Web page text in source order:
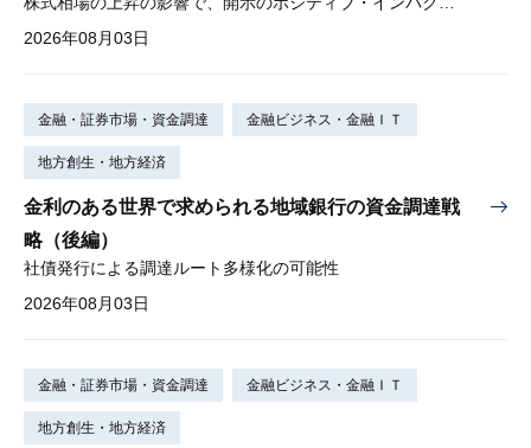
2026年08月03日
金融・証券市場・資金調達 金融ビジネス・金融ＩＴ
地方創生・地方経済
金利のある世界で求められる地域銀行の資金調達戦
略（後編）
社債発行による調達ルート多様化の可能性
2026年08月03日
金融・証券市場・資金調達 金融ビジネス・金融ＩＴ
地方創生・地方経済